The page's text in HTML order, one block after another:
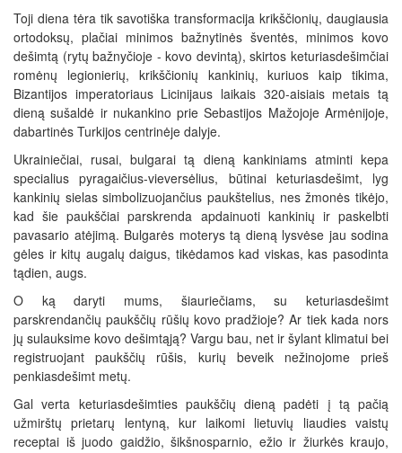
Toji diena tėra tik savotiška transformacija krikščionių, daugiausia
ortodoksų, plačiai minimos bažnytinės šventės, minimos kovo
dešimtą (rytų bažnyčioje - kovo devintą), skirtos keturiasdešimčiai
romėnų legionierių, krikščionių kankinių, kuriuos kaip tikima,
Bizantijos imperatoriaus Licinijaus laikais 320-aisiais metais tą
dieną sušaldė ir nukankino prie Sebastijos Mažojoje Armėnijoje,
dabartinės Turkijos centrinėje dalyje.
Ukrainiečiai, rusai, bulgarai tą dieną kankiniams atminti kepa
specialius pyragaičius-vieversėlius, būtinai keturiasdešimt, lyg
kankinių sielas simbolizuojančius paukštelius, nes žmonės tikėjo,
kad šie paukščiai parskrenda apdainuoti kankinių ir paskelbti
pavasario atėjimą. Bulgarės moterys tą dieną lysvėse jau sodina
gėles ir kitų augalų daigus, tikėdamos kad viskas, kas pasodinta
tądien, augs.
O ką daryti mums, šiauriečiams, su keturiasdešimt
parskrendančių paukščių rūšių kovo pradžioje? Ar tiek kada nors
jų sulauksime kovo dešimtąją? Vargu bau, net ir šylant klimatui bei
registruojant paukščių rūšis, kurių beveik nežinojome prieš
penkiasdešimt metų.
Gal verta keturiasdešimties paukščių dieną padėti į tą pačią
užmirštų prietarų lentyną, kur laikomi lietuvių liaudies vaistų
receptai iš juodo gaidžio, šikšnosparnio, ežio ir žiurkės kraujo,